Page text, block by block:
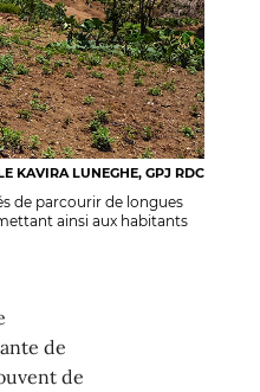
KAVIRA LUNEGHE, GPJ RDC
de parcourir de longues
ainsi aux habitants
de
de